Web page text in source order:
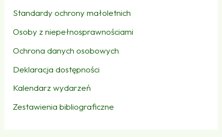
Standardy ochrony małoletnich
Osoby z niepełnosprawnościami
Ochrona danych osobowych
Deklaracja dostępności
Kalendarz wydarzeń
Zestawienia bibliograficzne